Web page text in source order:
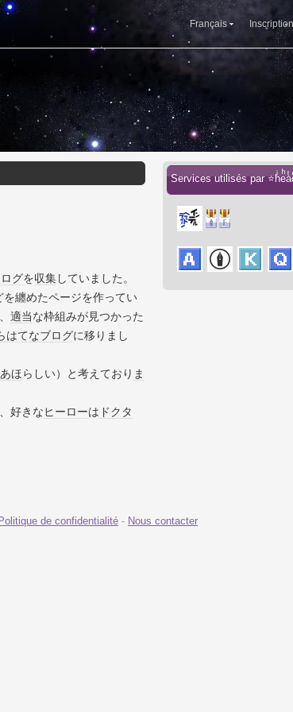
Français Inscription
ログを収集していました。
を纏めたページを作ってい
、 適当な枠組みが見つかった
はてなブログに移りまし
あほらしい）と考えており ま
、好きなヒーローは ドクタ
Services utilisés par
Politique de confidentialité - Nous contacter